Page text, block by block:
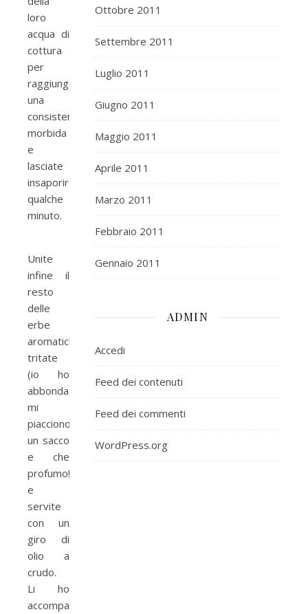
loro
acqua di
cottura
per
raggiungere
una
consistenza
morbida
e
lasciate
insaporire
qualche
minuto.
Unite
infine il
resto
delle
erbe
aromatiche
tritate
(io ho
abbondato,
mi
piacciono
un sacco
e che
profumo!!)
e
servite
con un
giro di
olio a
crudo.
Li ho
accompagnati
Ottobre 2011
Settembre 2011
Luglio 2011
Giugno 2011
Maggio 2011
Aprile 2011
Marzo 2011
Febbraio 2011
Gennaio 2011
ADMIN
Accedi
Feed dei contenuti
Feed dei commenti
WordPress.org